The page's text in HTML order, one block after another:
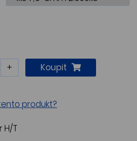
+ Koupit
produkt?
H/T